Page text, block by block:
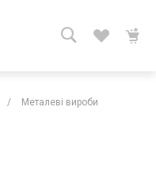
/ Металеві вироби